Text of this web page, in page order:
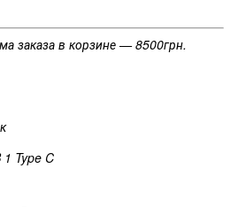
заказа в корзине — 8500грн.
1 Type C